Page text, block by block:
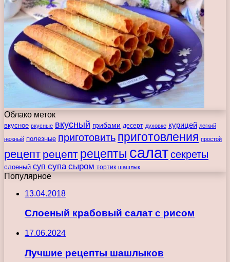
Облако меток
вкусное вкусные вкусный грибами десерт духовке курицей легкий
нежный полезные приготовить приготовления простой
рецепт рецепт рецепты салатсекреты
слоеный суп супа сыром тортик шашлык
Популярное
13.04.2018
Слоеный крабовый салат с рисом
17.06.2024
Лучшие рецепты шашлыков